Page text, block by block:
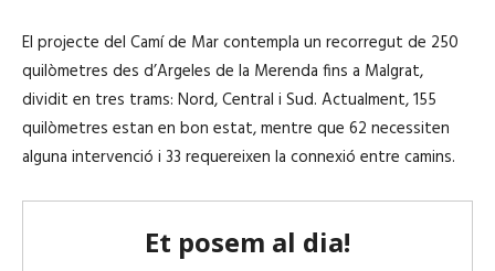
El projecte del Camí de Mar contempla un recorregut de 250
quilòmetres des d’Argeles de la Merenda fins a Malgrat,
dividit en tres trams: Nord, Central i Sud. Actualment, 155
quilòmetres estan en bon estat, mentre que 62 necessiten
alguna intervenció i 33 requereixen la connexió entre camins.